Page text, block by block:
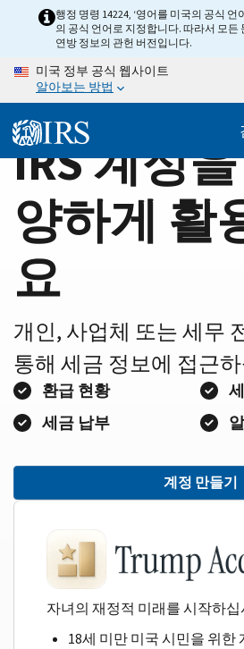
content
Home행정 명령 14224, ‘영어를 미국의 공식 언
의 공식 언어로 지정합니다. 따라서 모든
연방 정보의 관헌 버전입니다.
미국 정부 공식 웹사이트
알아보는 방법
IRS 계정
양하게 활
요
개인, 사업체 또는 세무
통해 세금 정보에 접근
환급 현황
세금 납부
계정 만들기
자녀의 재정적 미래를 시작하십
18세 미만 미국 시민을 위한